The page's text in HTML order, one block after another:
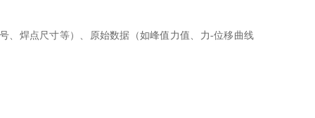
、焊点尺寸等）、原始数据（如峰值力值、力-位移曲线